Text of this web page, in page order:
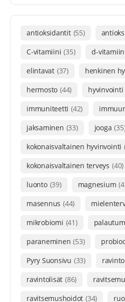
antioksidantit (55)
C-vitamiini (35) d-
elintavat (37) henkinen
hermosto (44) hyvinvointi
immuniteetti (42)
jaksaminen (33) jooga
kokonaisvaltainen hyvinvointi
kokonaisvaltainen terveys (40)
luonto (39) magnesium
masennus (44)
mikrobiomi (41)
paraneminen (53)
Pyry Suonsivu (33) ravinto
ravintolisät (86)
ravitsemushoidot (34)